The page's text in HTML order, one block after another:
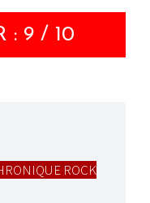
: 9 / 10
ROCK